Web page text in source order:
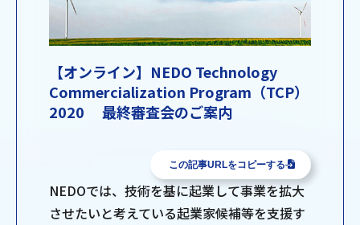
【オンライン】NEDO Technology
Commercialization Program（TCP）
2020 最終審査会のご案内
この記事URLをコピーする
NEDOでは、技術を基に起業して事業を拡大
させたいと考えている起業家候補等を支援す